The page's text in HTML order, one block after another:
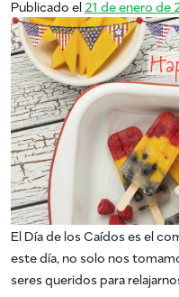
Publicado el 21 de enero de
El Día de los Caídos es el
este día, no solo nos
seres queridos para